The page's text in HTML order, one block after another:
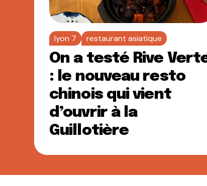
lyon 7 restaurant asiatique
On a testé Rive
: le nouveau resto
chinois qui vient
d’ouvrir à la
Guillotière